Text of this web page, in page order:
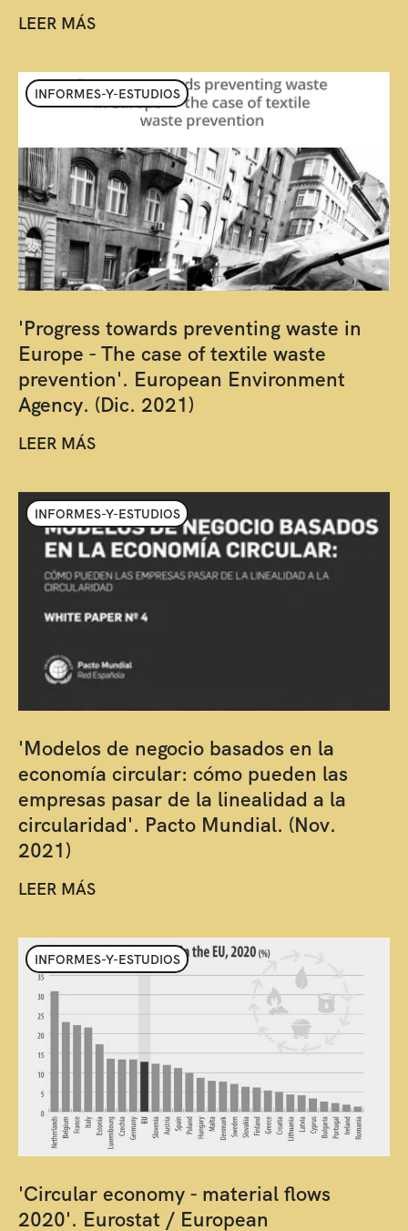
LEER MÁS
INFORMES-Y-ESTUDIOS
'Progress towards preventing waste in
Europe - The case of textile waste
prevention'. European Environment
Agency. (Dic. 2021)
LEER MÁS
INFORMES-Y-ESTUDIOS
'Modelos de negocio basados en la
economía circular: cómo pueden las
empresas pasar de la linealidad a la
circularidad'. Pacto Mundial. (Nov.
2021)
LEER MÁS
INFORMES-Y-ESTUDIOS
'Circular economy - material flows
2020'. Eurostat / European